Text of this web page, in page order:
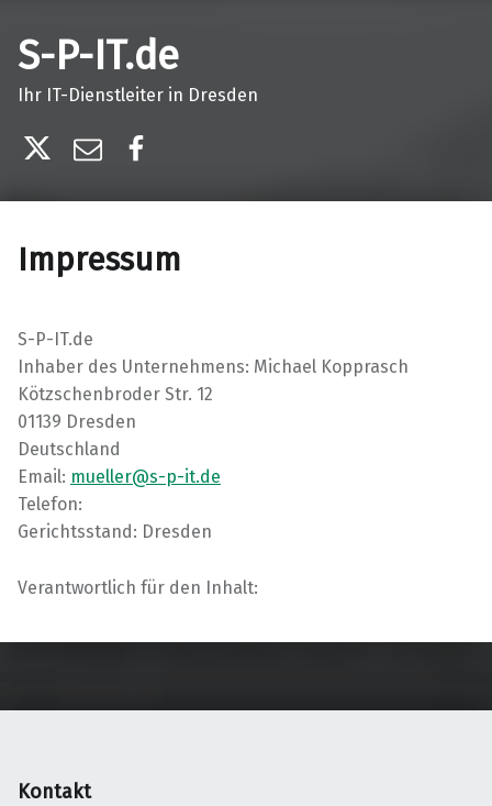
S-P-IT.de
Ihr IT-Dienstleiter in Dresden
Impressum
S-P-IT.de
Inhaber des Unternehmens: Michael Kopprasch
Kötzschenbroder Str. 12
01139 Dresden
Deutschland
Email: mueller@s-p-it.de
Telefon:
Gerichtsstand: Dresden
Verantwortlich für den Inhalt:
Kontakt